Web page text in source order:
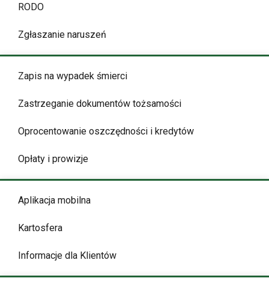
RODO
Zgłaszanie naruszeń
Zapis na wypadek śmierci
Zastrzeganie dokumentów tożsamości
Oprocentowanie oszczędności i kredytów
Opłaty i prowizje
Aplikacja mobilna
Kartosfera
Informacje dla Klientów